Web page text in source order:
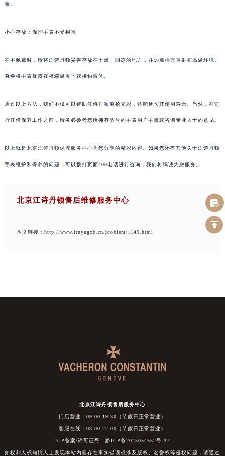
素。
小心存放：保护手表不受损害
在不佩戴时，请将江诗丹顿妥善存放在干燥、阴凉的地方，并远离强光直射和高温环境。
避免将手表暴露在极端温度下或接触液体。
通过以上方法，我们不仅可以帮助江诗丹顿重拾光彩，还能延长其使用寿命。当然，在进
行任何保养工作之前，请务必参考您所拥有型号的手表用户手册或咨询专业人士的意见。
以上就是北京江诗丹顿保养服务中心为您分享的精彩内容。如果您还有其他关于江诗丹顿
手表维护和保养的问题，可以拨打页面400电话进行咨询，我们将竭诚为您服务。
北京江诗丹顿售后维修服务中心
本文链接： http://www.frnyngxb.cn/problem/1149.html
北京江诗丹顿售后服务中心
门店营业：09:00-19:30（节假日正常营业）
客服在线：08:00-22:00（节假日正常营业）
ICP备案/许可证号：黔ICP备2025054552号-27
如权利人或知情人士发现本站内容存在事实错误或涉及版权、名誉权等侵权问题，请通过